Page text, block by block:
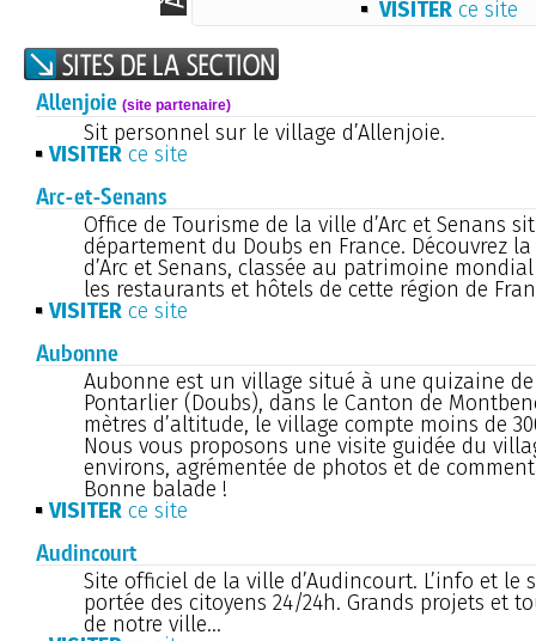
VISITERce site
Allenjoie (site partenaire)
Sit personnel sur le village d’Allenjoie.
VISITER ce site
Arc-et-Senans
Office de Tourisme de la ville d’Arc et Senans
département du Doubs en France. Découvrez
d’Arc et Senans, classée au patrimoine mondial
les restaurants et hôtels de cette région de
VISITER ce site
Aubonne
Aubonne est un village situé à une quizaine
Pontarlier (Doubs), dans le Canton de
mètres d’altitude, le village compte moins de
Nous vous proposons une visite guidée du
environs, agrémentée de photos et de
Bonne balade !
VISITER ce site
Audincourt
Site officiel de la ville d’Audincourt. L’info et le
portée des citoyens 24/24h. Grands projets et
de notre ville...